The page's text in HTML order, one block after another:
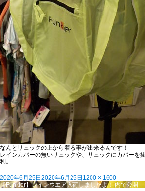
なんとリュックの上から着る事が出来るんです！
レインカバーの無いリュックや、リュックにカバーを
利。
投
稿
2020年6月25日 2020年6月25日 フ
ル
1200 × 1600
投
【Funkier】レインウエア入荷しましたよ！ 内で公開